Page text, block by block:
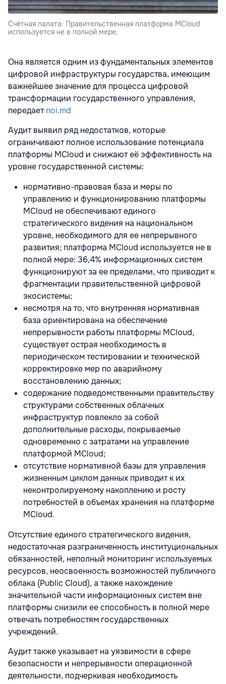
Счётная палата: Правительственная платформа MCloud
используется не в полной мере.
Она является одним из фундаментальных элементов
цифровой инфраструктуры государства, имеющим
важнейшее значение для процесса цифровой
трансформации государственного управления,
передаетnoi.md
Аудит выявил ряд недостатков, которые
ограничивают полное использование потенциала
платформы MCloud и снижают её эффективность на
уровне государственной системы:
нормативно-правовая база и меры по
управлению и функционированию платформы
MCloud не обеспечивают единого
стратегического видения на национальном
уровне, необходимого для ее непрерывного
развития; платформа MCloud используется не в
полной мере: 36,4% информационных систем
функционируют за ее пределами, что приводит к
фрагментации правительственной цифровой
экосистемы;
несмотря на то, что внутренняя нормативная
база ориентирована на обеспечение
непрерывности работы платформы MCloud,
существует острая необходимость в
периодическом тестировании и технической
корректировке мер по аварийному
восстановлению данных;
содержание подведомственными правительству
структурами собственных облачных
инфраструктур повлекло за собой
дополнительные расходы, покрываемые
одновременно с затратами на управление
платформой MCloud;
отсутствие нормативной базы для управления
жизненным циклом данных приводит к их
неконтролируемому накоплению и росту
потребностей в объемах хранения на платформе
MCloud.
Отсутствие единого стратегического видения,
недостаточная разграниченность институциональных
обязанностей, неполный мониторинг используемых
ресурсов, неосвоенность возможностей публичного
облака (Public Cloud), а также нахождение
значительной части информационных систем вне
платформы снизили ее способность в полной мере
отвечать потребностям государственных
учреждений.
Аудит также указывает на уязвимости в сфере
безопасности и непрерывности операционной
деятельности, подчеркивая необходимость